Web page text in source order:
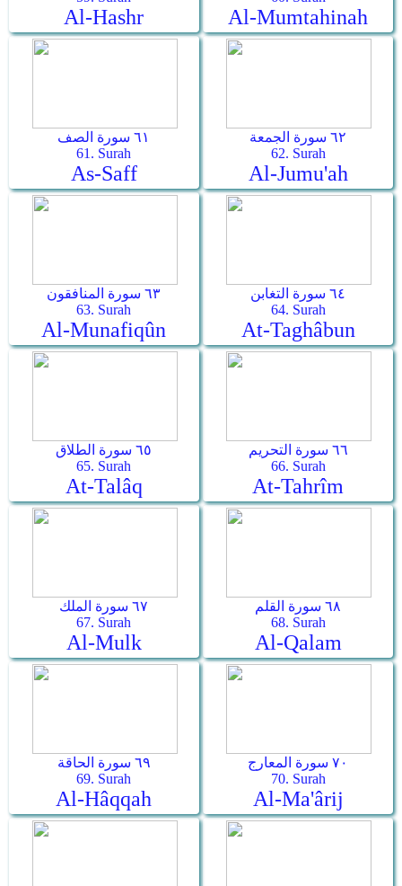
Al-Hashr Al-Mumtahinah
٦١ سورة الصف
61. Surah
As-Saff
٦٢ سورة الجمعة
62. Surah
Al-Jumu'ah
٦٣ سورة المنافقون
63. Surah
Al-Munafiqûn
٦٤ سورة التغابن
64. Surah
At-Taghâbun
٦٥ سورة الطلاق
65. Surah
At-Talâq
٦٦ سورة التحريم
66. Surah
At-Tahrîm
٦٧ سورة الملك
67. Surah
Al-Mulk
٦٨ سورة القلم
68. Surah
Al-Qalam
٦٩ سورة الحاقة
69. Surah
Al-Hâqqah
٧٠ سورة المعارج
70. Surah
Al-Ma'ârij